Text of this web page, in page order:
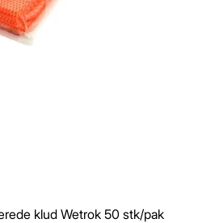
klud Wetrok 50 stk/pak